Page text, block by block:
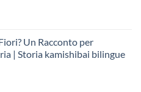
Un Racconto per
| Storia kamishibai bilingue